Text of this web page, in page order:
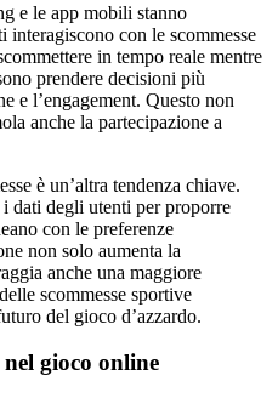
e le app mobili stanno
con le scommesse
in tempo reale mentre
prendere decisioni più
e l’engagement. Questo non
anche la partecipazione a
è un’altra tendenza chiave.
dati degli utenti per proporre
con le preferenze
non solo aumenta la
anche una maggiore
scommesse sportive
del gioco d’azzardo.
gioco online